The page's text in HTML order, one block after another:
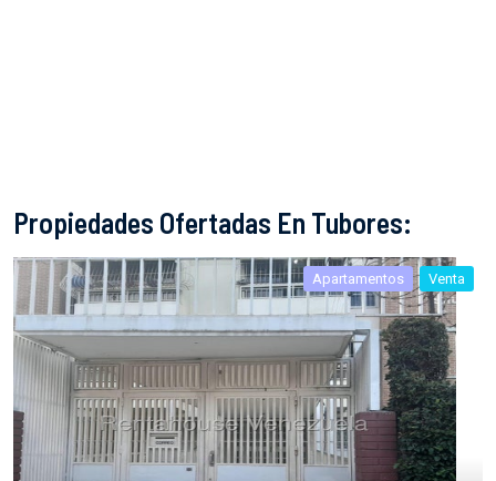
Propiedades Ofertadas En Tubores:
Apartamentos Venta